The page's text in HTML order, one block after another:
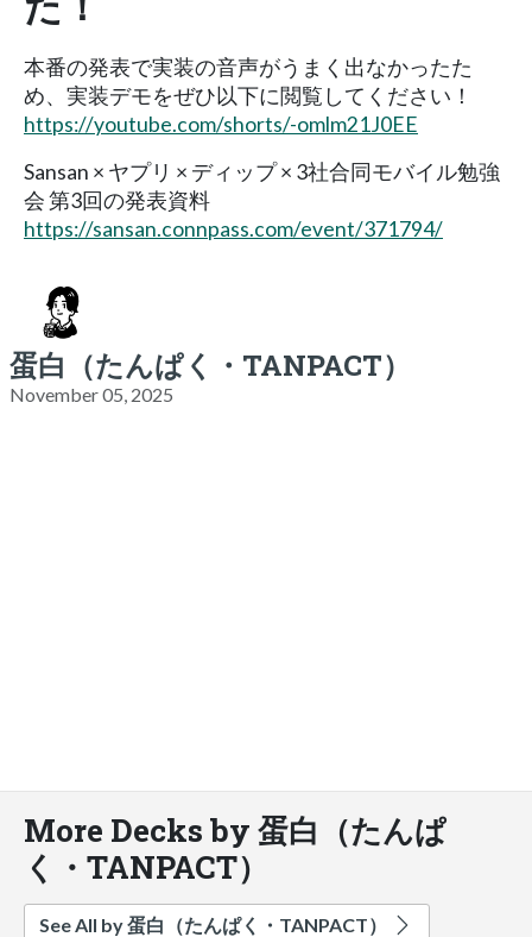
本番の発表で実装の音声がうまく出なかったた
め、実装デモをぜひ以下に閲覧してください！
https://youtube.com/shorts/-omlm21J0EE
Sansan × ヤプリ × ディップ × 3社合同モバイル勉強
会 第3回の発表資料
https://sansan.connpass.com/event/371794/
蛋白（たんぱく・TANPACT）
November 05, 2025
More Decks by 蛋白（たんぱ
く・TANPACT）
See All by 蛋白（たんぱく・TANPACT）